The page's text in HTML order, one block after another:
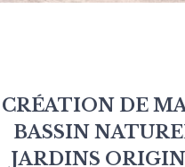
CRÉATION DE
BASSIN
JARDINS